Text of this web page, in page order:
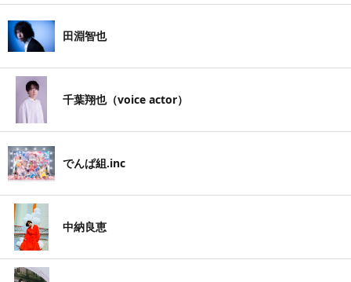
田淵智也
千葉翔也（voice actor）
でんぱ組.inc
中納良恵